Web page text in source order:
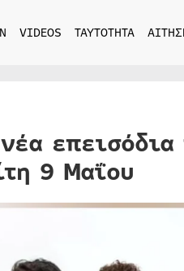
VIDEOS ΤΑΥΤΟΤΗΤΑ
9 Μαΐου